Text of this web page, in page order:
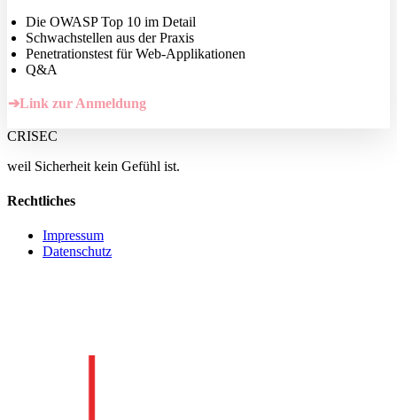
Die OWASP Top 10 im Detail
Schwachstellen aus der Praxis
Penetrationstest für Web-Applikationen
Q&A
➔Link zur Anmeldung
CRISEC
weil Sicherheit kein Gefühl ist.
Rechtliches
Impressum
Datenschutz